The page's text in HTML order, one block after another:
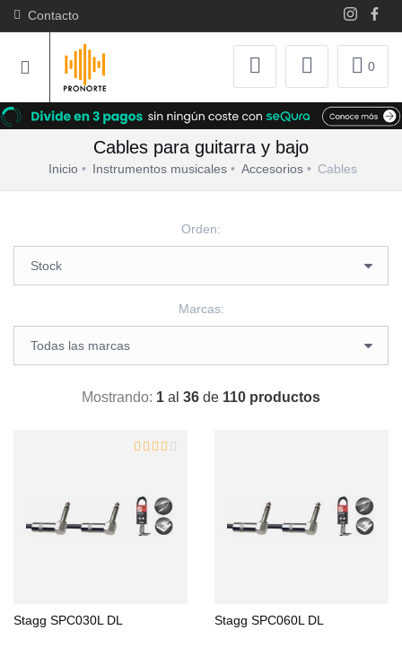
Contacto
0
Cables para guitarra y bajo
Inicio Instrumentos musicales Accesorios Cables
Orden:
Marcas:
Mostrando: 1 al 36 de 110 productos
Stagg SPC030L DL Stagg SPC060L DL